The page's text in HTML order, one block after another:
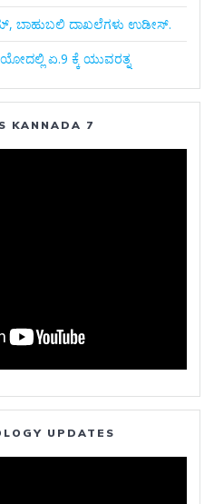
ಬಾಹುಬಲಿ ದಾಖಲೆಗಳು ಉಡೀಸ್.
ಏ.9 ಕ್ಕೆ ಯುವರತ್ನ
KANNADA 7
UPDATES